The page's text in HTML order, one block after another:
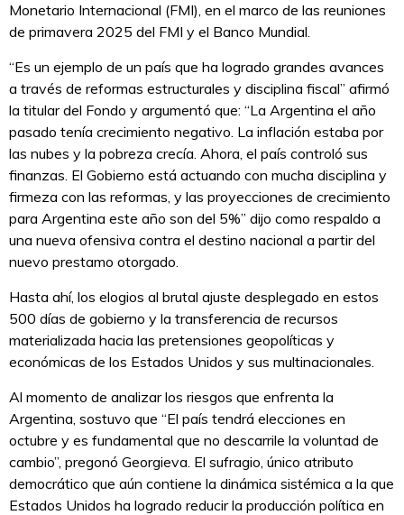
Monetario Internacional (FMI), en el marco de las reuniones
de primavera 2025 del FMI y el Banco Mundial.
“Es un ejemplo de un país que ha logrado grandes avances
a través de reformas estructurales y disciplina fiscal” afirmó
la titular del Fondo y argumentó que: “La Argentina el año
pasado tenía crecimiento negativo. La inflación estaba por
las nubes y la pobreza crecía. Ahora, el país controló sus
finanzas. El Gobierno está actuando con mucha disciplina y
firmeza con las reformas, y las proyecciones de crecimiento
para Argentina este año son del 5%” dijo como respaldo a
una nueva ofensiva contra el destino nacional a partir del
nuevo prestamo otorgado.
Hasta ahí, los elogios al brutal ajuste desplegado en estos
500 días de gobierno y la transferencia de recursos
materializada hacia las pretensiones geopolíticas y
económicas de los Estados Unidos y sus multinacionales.
Al momento de analizar los riesgos que enfrenta la
Argentina, sostuvo que “El país tendrá elecciones en
octubre y es fundamental que no descarrile la voluntad de
cambio”, pregonó Georgieva. El sufragio, único atributo
democrático que aún contiene la dinámica sistémica a la que
Estados Unidos ha logrado reducir la producción política en